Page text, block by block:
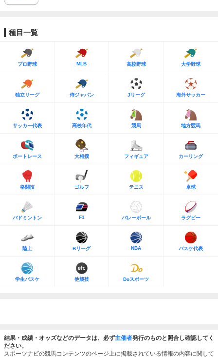
種目一覧
プロ野球 MLB 高校野球 大学野球
独立リーグ 侍ジャパン Jリーグ 海外サッカー
サッカー代表 高校年代 競馬 地方競馬
ボートレース 大相撲 フィギュア カーリング
格闘技 ゴルフ テニス 卓球
バドミントン F1 バレーボール ラグビー
陸上 Bリーグ NBA バスケ代表
学生バスケ 他競技 Doスポーツ
結果・成績・オッズなどのデータは、必ず主催者発行のものと照合し確認してく
ださい。
スポーツナビの競馬コンテンツのページ上に掲載されている情報の内容に関して